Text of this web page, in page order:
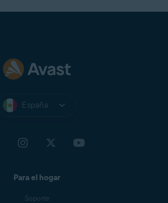
España
Para el hogar
Soporte